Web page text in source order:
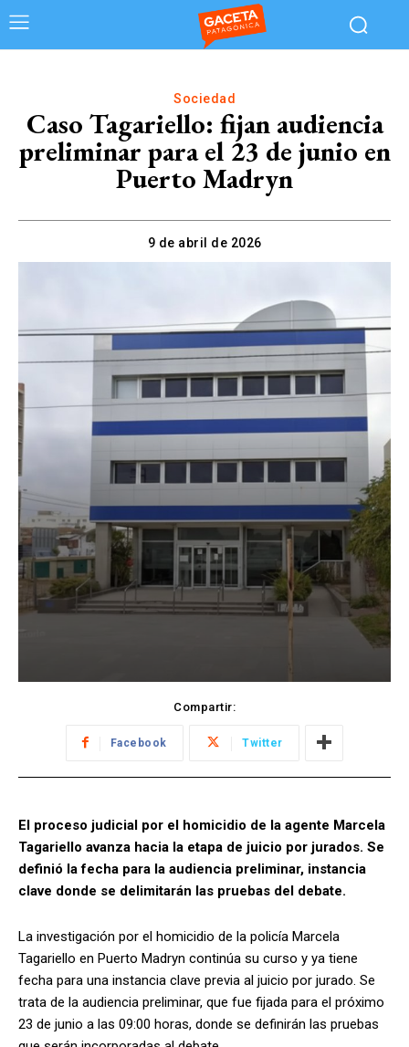
Sociedad
Caso Tagariello: fijan audiencia
preliminar para el 23 de junio en
Puerto Madryn
9 de abril de 2026
Compartir:
Facebook Twitter
El proceso judicial por el homicidio de la agente Marcela
Tagariello avanza hacia la etapa de juicio por jurados. Se
definió la fecha para la audiencia preliminar, instancia
clave donde se delimitarán las pruebas del debate.
La investigación por el homicidio de la policía Marcela
Tagariello en Puerto Madryn continúa su curso y ya tiene
fecha para una instancia clave previa al juicio por jurado. Se
trata de la audiencia preliminar, que fue fijada para el próximo
23 de junio a las 09:00 horas, donde se definirán las pruebas